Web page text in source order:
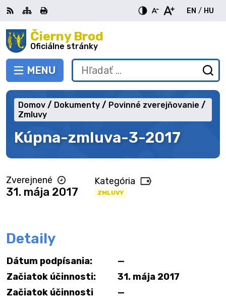
Preskočiť
na
obsah Čierny Brod
Oficiálne stránky
PREPNÚŤ
MENU
RSS MapaTlačiť
EN
English
/ HU
Hľadať:
Kúpna-zmluva-3-2017
Domov Dokumenty
Povinné zverejňovanie
Zmluvy
Zverejnené
31. mája 2017
Kategória
ZMLUVY
Detaily
Dátum podpísania:
—
Začiatok účinnosti:
31. mája 2017
Začiatok účinnosti
—